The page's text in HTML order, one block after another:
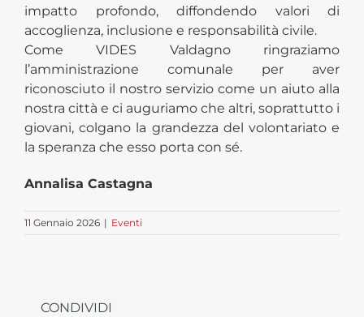
impatto profondo, diffondendo valori di
accoglienza, inclusione e responsabilità civile.
Come VIDES Valdagno ringraziamo
l’amministrazione comunale per aver
riconosciuto il nostro servizio come un aiuto alla
nostra città e ci auguriamo che altri, soprattutto i
giovani, colgano la grandezza del volontariato e
la speranza che esso porta con sé.
Annalisa Castagna
11 Gennaio 2026 | Eventi
CONDIVIDI